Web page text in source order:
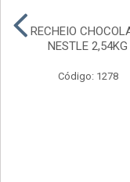
RECHEIO
NESTLE 2,54KG
Código: 1278